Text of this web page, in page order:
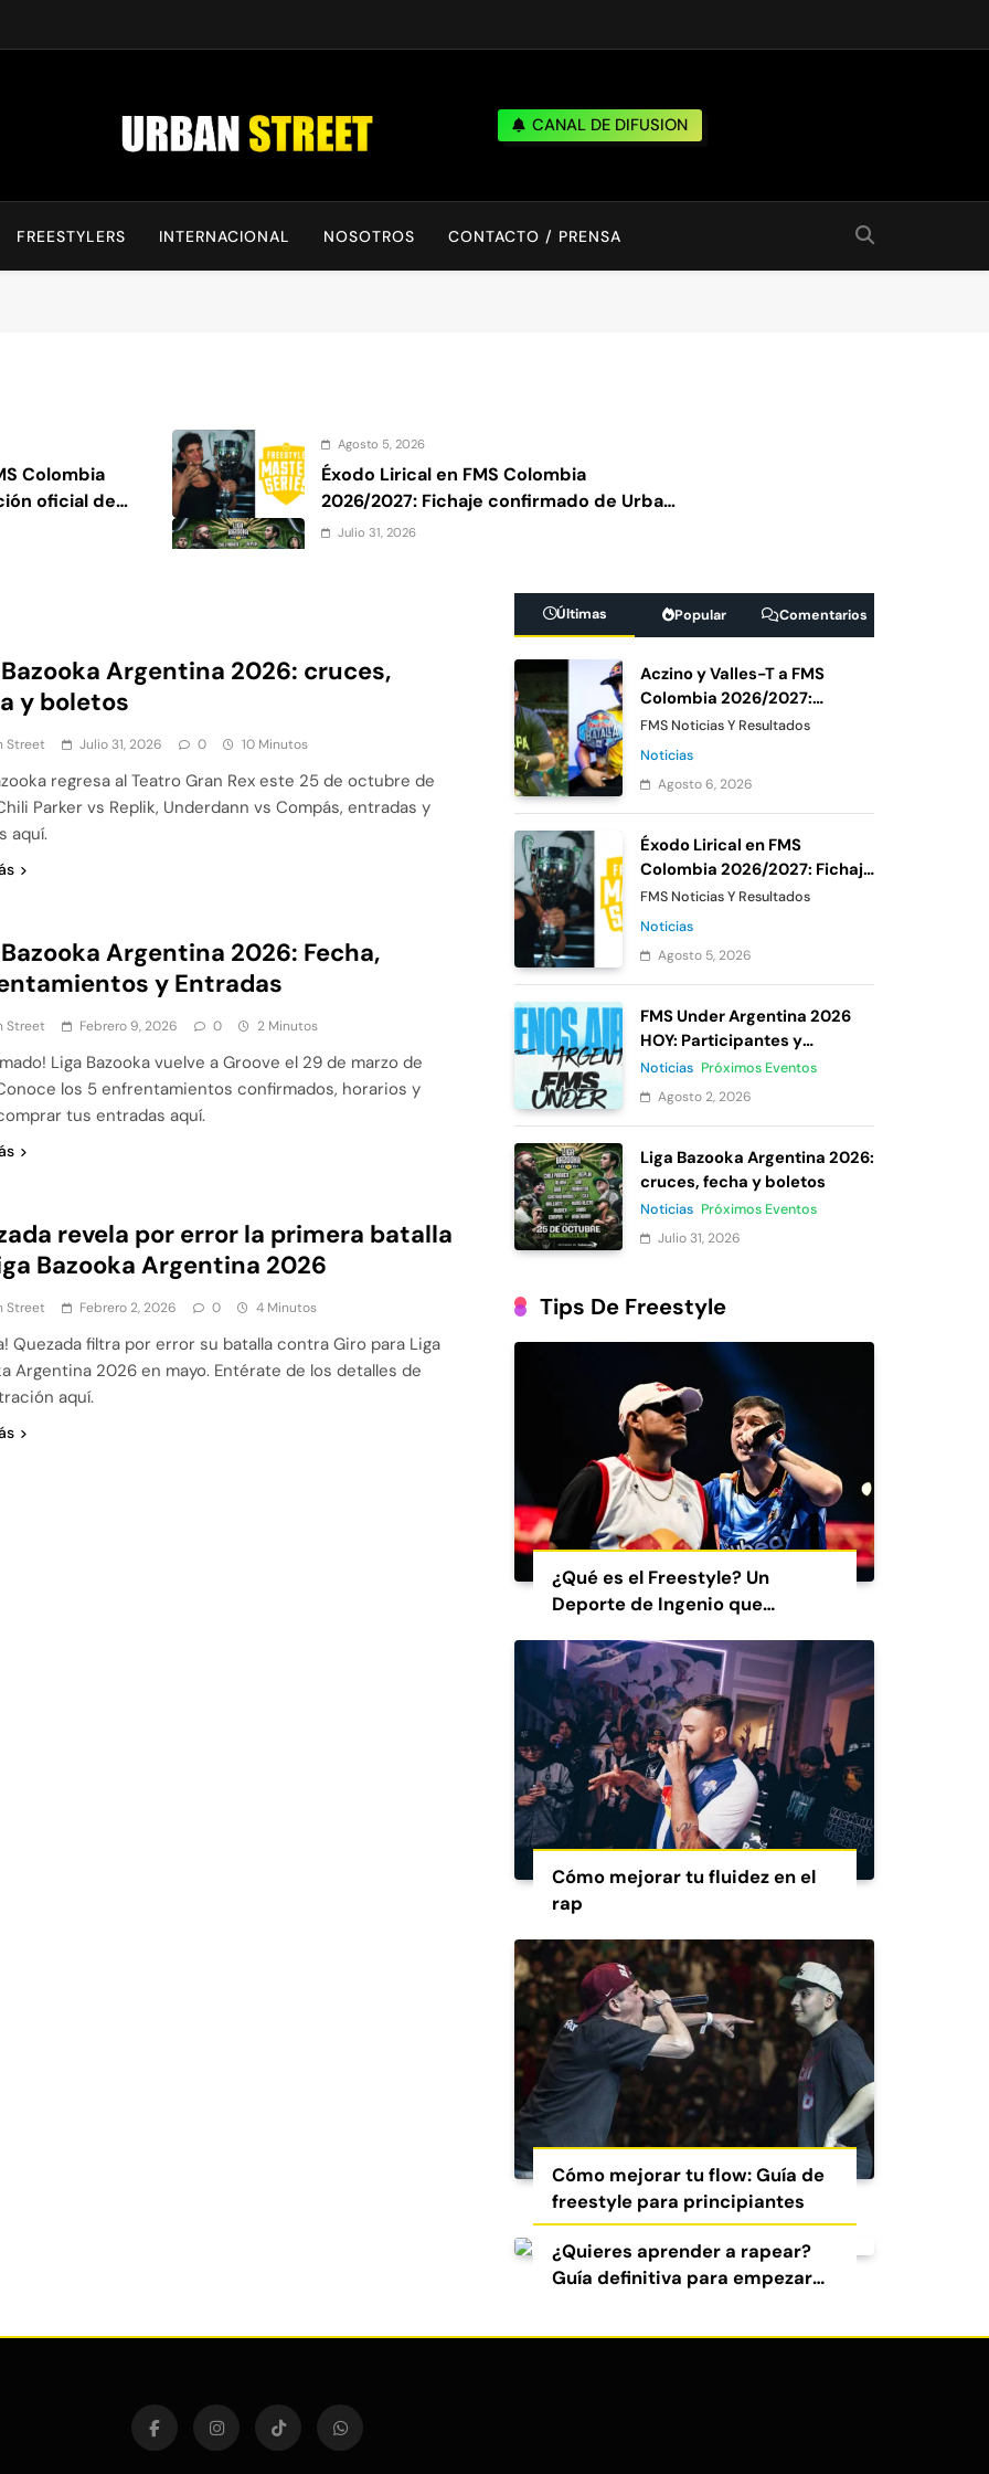
UrbanStreet
CANAL DE DIFUSION
FREESTYLERS INTERNACIONAL NOSOTROS CONTACTO / PRENSA
Colombia
oficial de
Agosto 5, 2026
Éxodo Lirical en FMS Colombia
2026/2027: Fichaje confirmado de Urban
Roosters
Julio 31, 2026
7: De
oficial
2026: Resultados de la votación oficial
Argentina 2026: cruces,
y boletos
Street Julio 31, 2026 0 10 Minutos
regresa al Teatro Gran Rex este 25 de octubre de
Parker vs Replik, Underdann vs Compás, entradas y
aquí.
Argentina 2026: Fecha,
y Entradas
Street Febrero 9, 2026 0 2 Minutos
Liga Bazooka vuelve a Groove el 29 de marzo de
los 5 enfrentamientos confirmados, horarios y
tus entradas aquí.
revela por error la primera batalla
Bazooka Argentina 2026
Street Febrero 2, 2026 0 4 Minutos
Quezada filtra por error su batalla contra Giro para Liga
Argentina 2026 en mayo. Entérate de los detalles de
aquí.
Últimas Popular Comentarios
Aczino y Valles-T a FMS
Colombia 2026/2027:
Confirmación oficial de
Urban Roosters
FMS Noticias Y Resultados
Noticias
Agosto 6, 2026
Éxodo Lirical en FMS
Colombia 2026/2027: Fichaje
confirmado de Urban
Roosters
FMS Noticias Y Resultados
Noticias
Agosto 5, 2026
FMS Under Argentina 2026
HOY: Participantes y
votación
Noticias Próximos Eventos
Agosto 2, 2026
Liga Bazooka Argentina 2026:
cruces, fecha y boletos
Noticias Próximos Eventos
Julio 31, 2026
Tips De Freestyle
¿Qué es el Freestyle? Un
Deporte de Ingenio que
Cómo mejorar tu fluidez en el
rap
Cómo mejorar tu flow: Guía de
freestyle para principiantes
¿Quieres aprender a rapear?
Guía definitiva para empezar